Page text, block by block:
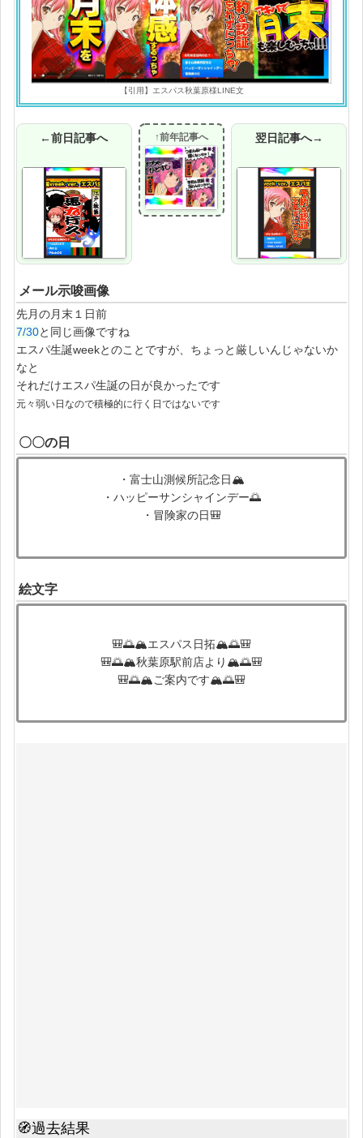
【引用】エスパス秋葉原様LINE文
←前日記事へ ↑前年記事へ 翌日記事へ→
メール示唆画像
先月の月末１日前
7/30と同じ画像ですね
エスパ生誕weekとのことですが、ちょっと厳しいんじゃないか
なと
それだけエスパ生誕の日が良かったです
元々弱い日なので積極的に行く日ではないです
〇〇の日
・富士山測候所記念日🏔
・ハッピーサンシャインデー🌅
・冒険家の日🎒
絵文字
🎒🌅🏔エスパス日拓🏔🌅🎒
🎒🌅🏔秋葉原駅前店より🏔🌅🎒
🎒🌅🏔ご案内です🏔🌅🎒
🧭過去結果